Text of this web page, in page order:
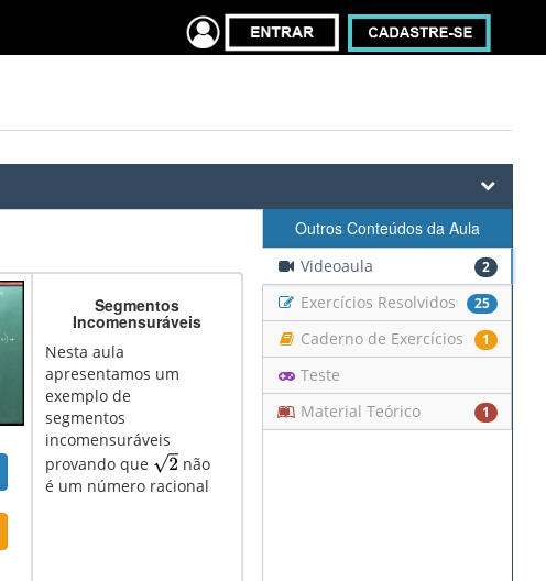
Outros Conteúdos da Aula
Videoaula 2
Exercícios Resolvidos 25
Caderno de Exercícios 1
Teste
Material Teórico
1
Segmentos
Incomensuráveis
Nesta aula
apresentamos um
exemplo de
segmentos
incomensuráveis
provando que
não
é um número racional